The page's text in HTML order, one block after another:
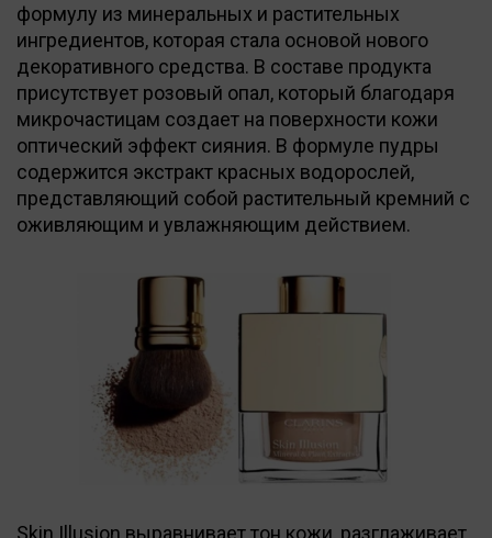
формулу из минеральных и растительных
ингредиентов, которая стала основой нового
декоративного средства. В составе продукта
присутствует розовый опал, который благодаря
микрочастицам создает на поверхности кожи
оптический эффект сияния. В формуле пудры
содержится экстракт красных водорослей,
представляющий собой растительный кремний с
оживляющим и увлажняющим действием.
Skin Illusion выравнивает тон кожи, разглаживает